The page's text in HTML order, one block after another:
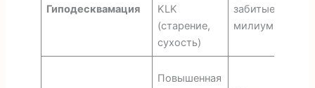
Гиподесквамация
KLK
(старение,
сухость)
забитые поры,
милиумы
Повышенная